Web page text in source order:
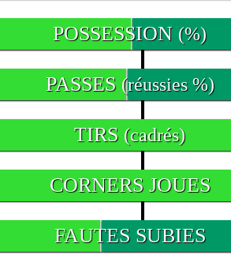
POSSESSION (%)
PASSES (réussies %)
TIRS (cadrés)
CORNERS JOUES
FAUTES SUBIES